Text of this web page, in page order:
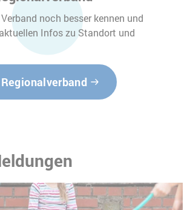
noch besser kennen und
Infos zu Standort und